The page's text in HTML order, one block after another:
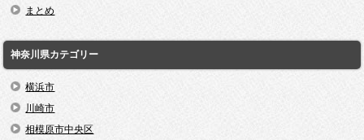
まとめ
神奈川県カテゴリー
横浜市
川崎市
相模原市中央区